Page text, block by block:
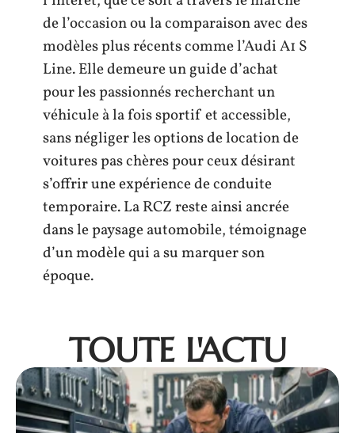
de l’occasion ou la comparaison avec des
modèles plus récents comme l’Audi A1 S
Line. Elle demeure un guide d’achat
pour les passionnés recherchant un
véhicule à la fois sportif et accessible,
sans négliger les options de location de
voitures pas chères pour ceux désirant
s’offrir une expérience de conduite
temporaire. La RCZ reste ainsi ancrée
dans le paysage automobile, témoignage
d’un modèle qui a su marquer son
époque.
TOUTE L'ACTU